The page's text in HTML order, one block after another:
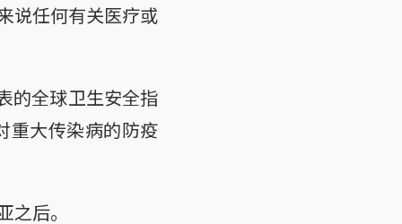
说任何有关医疗或
的全球卫生安全指
重大传染病的防疫
后。